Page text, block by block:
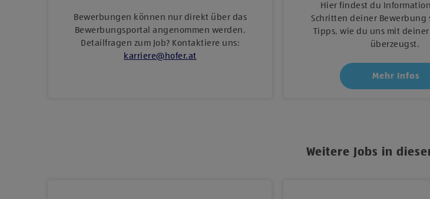
Bewerbungen können nur direkt über das
Bewerbungsportal angenommen werden.
Detailfragen zum Job? Kontaktiere uns:
karriere@ hofer.at
Hier findest du
Schritten deiner Bewerbung
Tipps, wie du uns mit
überzeugst.
Mehr Infos
Weitere Jobs in